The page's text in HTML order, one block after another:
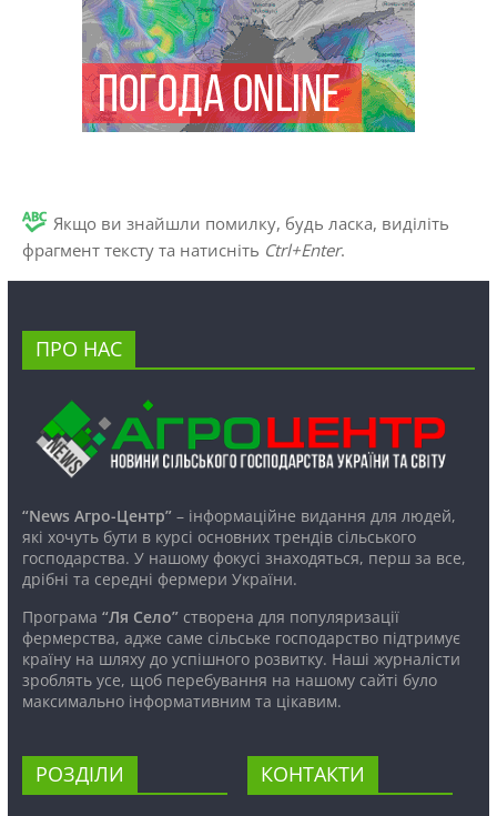
Якщо ви знайшли помилку, будь ласка, виділіть
фрагмент тексту та натисніть Ctrl+Enter.
ПРО НАС
“News Агро-Центр”– інформаційне видання для людей,
які хочуть бути в курсі основних трендів сільського
господарства. У нашому фокусі знаходяться, перш за все,
дрібні та середні фермери України.
Програма “Ля Село”створена для популяризації
фермерства, адже саме сільське господарство підтримує
країну на шляху до успішного розвитку. Наші журналісти
зроблять усе, щоб перебування на нашому сайті було
максимально інформативним та цікавим.
РОЗДІЛИ КОНТАКТИ